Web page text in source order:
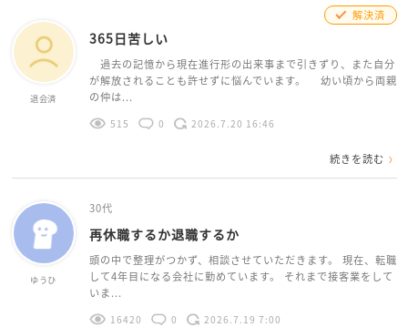
退会済
解決済
365日苦しい
過去の記憶から現在進行形の出来事まで引きずり、また自分
が解放されることも許せずに悩んでいます。 幼い頃から両親
の仲は...
515 0 2026.7.20 16:46
続きを読む
ゆうひ
30代
再休職するか退職するか
頭の中で整理がつかず、相談させていただきます。 現在、転職
して4年目になる会社に勤めています。 それまで接客業をして
いま...
16420 0 2026.7.19 7:00